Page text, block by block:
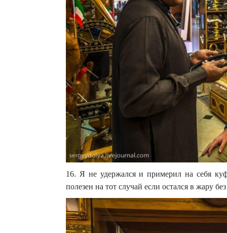
16. Я не удержался и примерил на себя
полезен на тот случай если остался в жару